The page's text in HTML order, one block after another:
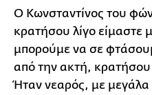
Ο Κωνσταντίνος του
κρατήσου λίγο είμαστε
μπορούμε να σε
από την ακτή, κρατήσου
Ήταν νεαρός, με